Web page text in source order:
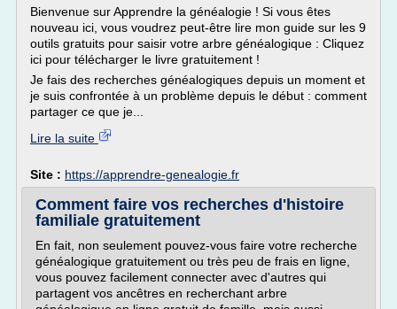
Bienvenue sur Apprendre la généalogie ! Si vous êtes
nouveau ici, vous voudrez peut-être lire mon guide sur les 9
outils gratuits pour saisir votre arbre généalogique : Cliquez
ici pour télécharger le livre gratuitement !
Je fais des recherches généalogiques depuis un moment et
je suis confrontée à un problème depuis le début : comment
partager ce que je...
Lire la suite
Site : https://apprendre-genealogie.fr
Comment faire vos recherches d'histoire
familiale gratuitement
En fait, non seulement pouvez-vous faire votre recherche
généalogique gratuitement ou très peu de frais en ligne,
vous pouvez facilement connecter avec d'autres qui
partagent vos ancêtres en recherchant arbre